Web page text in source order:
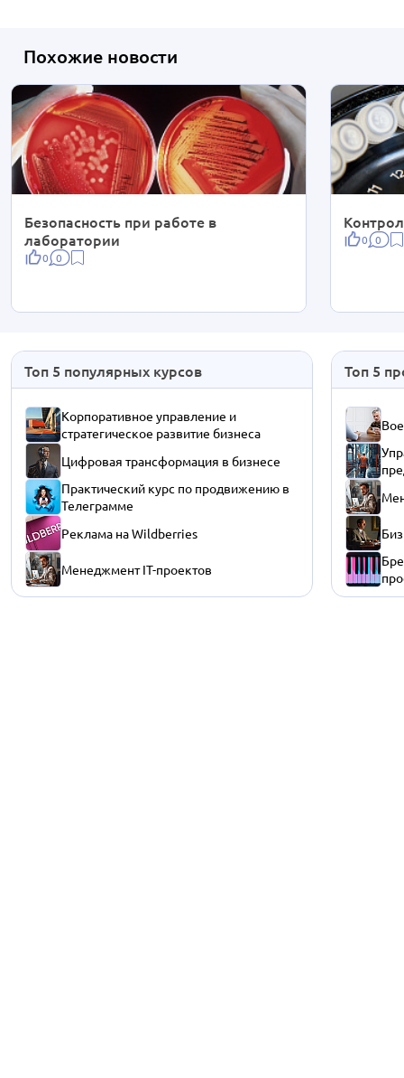
Похожие новости
Безопасность при работе в
лаборатории
0 0
0 0
Топ 5 популярных курсов
Корпоративное управление и
стратегическое развитие бизнеса
Цифровая трансформация в бизнесе
Практический курс по продвижению в
Телеграмме
Реклама на Wildberries
Менеджмент IT-проектов
Топ 5